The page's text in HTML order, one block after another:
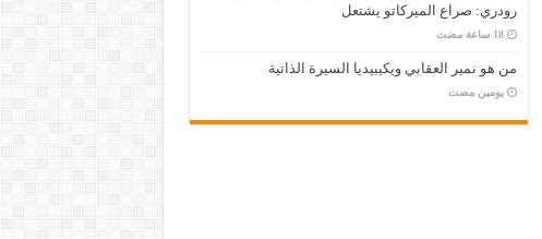
رودري: صراع الميركاتو يشتعل
‏18 ساعة مضت
من هو نمير العقابي ويكيبيديا السيرة الذاتية
‏يومين مضت